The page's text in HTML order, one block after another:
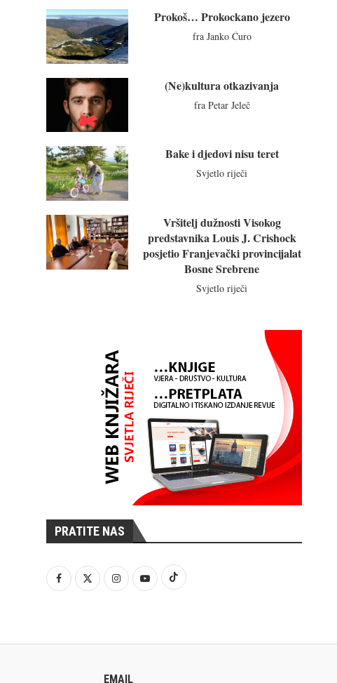
Prokoš… Prokockano jezero
fra Janko Ćuro
(Ne)kultura otkazivanja
fra Petar Jeleč
Bake i djedovi nisu teret
Svjetlo riječi
Vršitelj dužnosti Visokog
predstavnika Louis J. Crishock
posjetio Franjevački provincijalat
Bosne Srebrene
Svjetlo riječi
PRATITE NAS
EMAIL